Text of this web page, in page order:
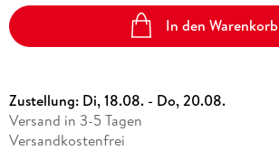
In den Warenkorb
Zustellung: Di, 18.08. - Do, 20.08.
Versand in 3-5 Tagen
Versandkostenfrei